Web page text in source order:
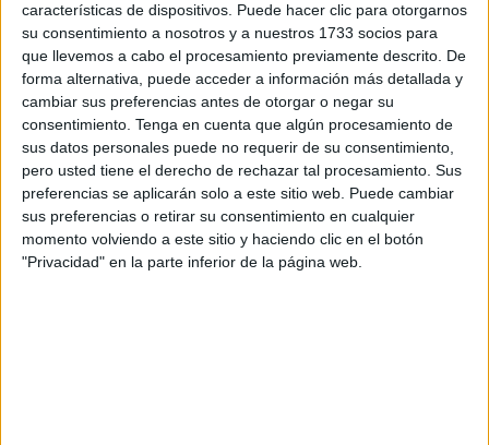
características de dispositivos. Puede hacer clic para otorgarnos
su consentimiento a nosotros y a nuestros 1733 socios para
que llevemos a cabo el procesamiento previamente descrito. De
forma alternativa, puede acceder a información más detallada y
cambiar sus preferencias antes de otorgar o negar su
consentimiento. Tenga en cuenta que algún procesamiento de
sus datos personales puede no requerir de su consentimiento,
pero usted tiene el derecho de rechazar tal procesamiento. Sus
preferencias se aplicarán solo a este sitio web. Puede cambiar
sus preferencias o retirar su consentimiento en cualquier
momento volviendo a este sitio y haciendo clic en el botón
"Privacidad" en la parte inferior de la página web.